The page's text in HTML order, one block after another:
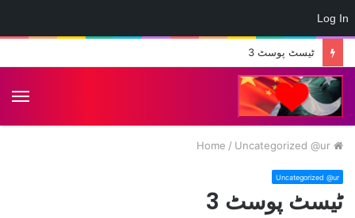
ٹیسٹ پوسٹ 3
/ Uncategorized @ur
Uncategorized @ur
ٹیسٹ پوسٹ 3
Log In